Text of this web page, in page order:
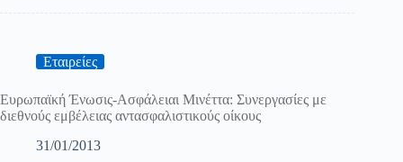
Εταιρείες
Ευρωπαϊκή Ένωσις-Ασφάλειαι Μινέττα: Συνεργασίες με
διεθνούς εμβέλειας αντασφαλιστικούς οίκους
31/01/2013